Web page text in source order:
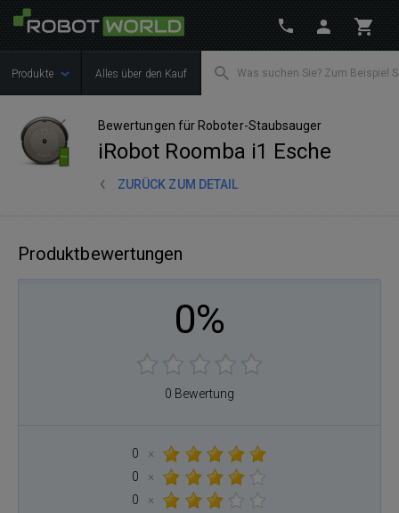
Produkte Alles über den Kauf
Bewertungen für Roboter-Staubsauger
iRobot Roomba i1 Esche
ZURÜCK ZUM DETAIL
Produktbewertungen
0%
0 Bewertung
0
×
0
×
0
×